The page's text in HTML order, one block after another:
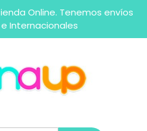
Online. Tenemos envíos
Internacionales